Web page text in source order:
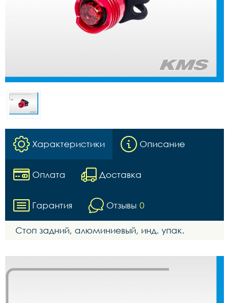
Характеристики Описание
Оплата Доставка
Гарантия Отзывы 0
Стоп задний, алюминиевый, инд. упак.